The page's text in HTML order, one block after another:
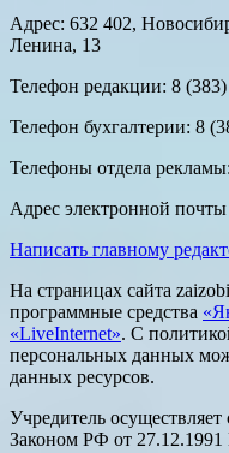
Адрес: 632 402,
Ленина, 13
Телефон редакции: 8
Телефон бухгалтерии: 8
Телефоны отдела
Адрес электронной
Написать главному
На страницах сайта
программные средства
«LiveInternet». С
персональных данных
данных ресурсов.
Учредитель осуществляет
Законом РФ от